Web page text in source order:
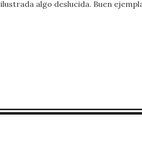
ilustrada algo deslucida. Buen